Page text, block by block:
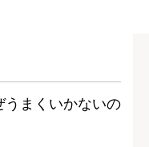
うまくいかないの